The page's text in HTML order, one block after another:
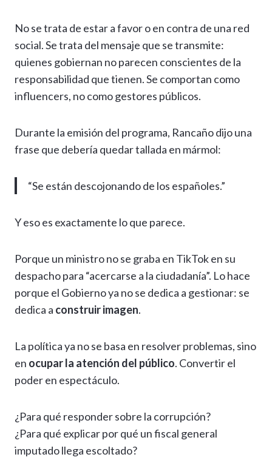
No se trata de estar a favor o en contra de una red
social. Se trata del mensaje que se transmite:
quienes gobiernan no parecen conscientes de la
responsabilidad que tienen. Se comportan como
influencers, no como gestores públicos.
Durante la emisión del programa, Rancaño dijo una
frase que debería quedar tallada en mármol:
“Se están descojonando de los españoles.”
Y eso es exactamente lo que parece.
Porque un ministro no se graba en TikTok en su
despacho para “acercarse a la ciudadanía”. Lo hace
porque el Gobierno ya no se dedica a gestionar: se
dedica a construir imagen.
La política ya no se basa en resolver problemas, sino
en ocupar la atención del público. Convertir el
poder en espectáculo.
¿Para qué responder sobre la corrupción?
¿Para qué explicar por qué un fiscal general
imputado llega escoltado?